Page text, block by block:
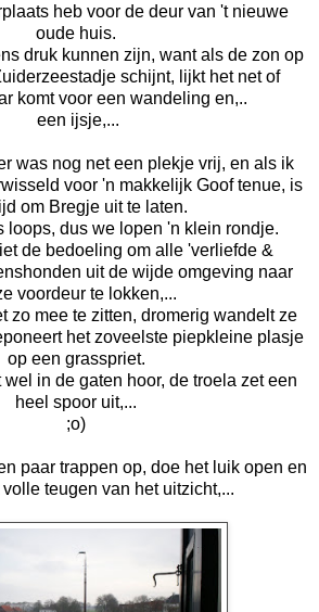
heb voor de deur van 't nieuwe
oude huis.
druk kunnen zijn, want als de zon op
schijnt, lijkt het net of
komt voor een wandeling en,..
een ijsje,...
was nog net een plekje vrij, en als ik
voor 'n makkelijk Goof tenue, is
om Bregje uit te laten.
loops, dus we lopen 'n klein rondje.
de bedoeling om alle 'verliefde &
uit de wijde omgeving naar
voordeur te lokken,...
zo mee te zitten, dromerig wandelt ze
het zoveelste piepkleine plasje
op een grasspriet.
wel in de gaten hoor, de troela zet een
heel spoor uit,...
;o)
paar trappen op, doe het luik open en
teugen van het uitzicht,...